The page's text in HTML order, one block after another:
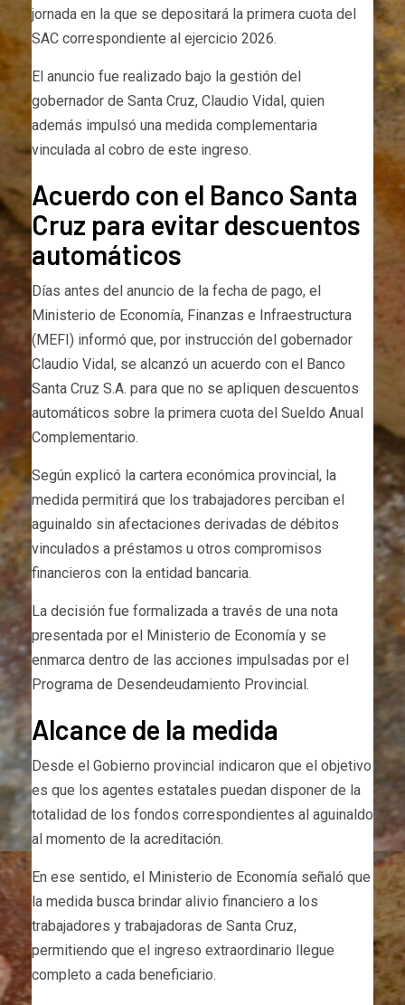
jornada en la que se depositará la primera cuota del
SAC correspondiente al ejercicio 2026.
El anuncio fue realizado bajo la gestión del
gobernador de Santa Cruz, Claudio Vidal, quien
además impulsó una medida complementaria
vinculada al cobro de este ingreso.
Acuerdo con el Banco Santa
Cruz para evitar descuentos
automáticos
Días antes del anuncio de la fecha de pago, el
Ministerio de Economía, Finanzas e Infraestructura
(MEFI) informó que, por instrucción del gobernador
Claudio Vidal, se alcanzó un acuerdo con el Banco
Santa Cruz S.A. para que no se apliquen descuentos
automáticos sobre la primera cuota del Sueldo Anual
Complementario.
Según explicó la cartera económica provincial, la
medida permitirá que los trabajadores perciban el
aguinaldo sin afectaciones derivadas de débitos
vinculados a préstamos u otros compromisos
financieros con la entidad bancaria.
La decisión fue formalizada a través de una nota
presentada por el Ministerio de Economía y se
enmarca dentro de las acciones impulsadas por el
Programa de Desendeudamiento Provincial.
Alcance de la medida
Desde el Gobierno provincial indicaron que el objetivo
es que los agentes estatales puedan disponer de la
totalidad de los fondos correspondientes al aguinaldo
al momento de la acreditación.
En ese sentido, el Ministerio de Economía señaló que
la medida busca brindar alivio financiero a los
trabajadores y trabajadoras de Santa Cruz,
permitiendo que el ingreso extraordinario llegue
completo a cada beneficiario.